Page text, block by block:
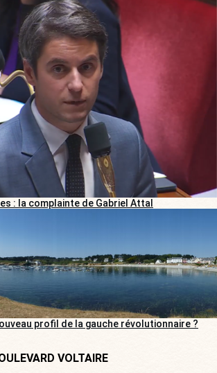
: la complainte de Gabriel Attal
profil de la gauche révolutionnaire ?
VOLTAIRE